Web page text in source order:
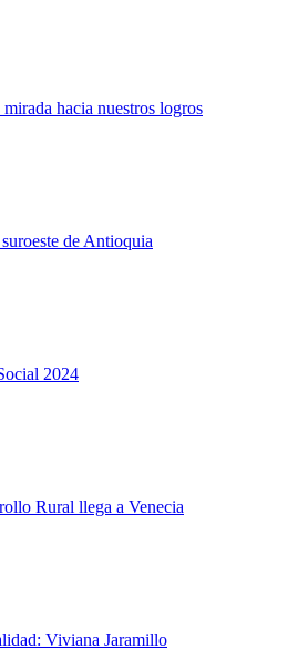
hacia nuestros logros
de Antioquia
2024
Rural llega a Venecia
Viviana Jaramillo